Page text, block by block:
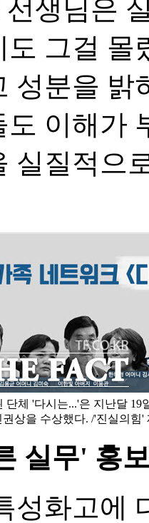
생님은
도 그걸
성분을 밝
도 이해가
실질적으
체 '다시는...'은 지난달 19
상을 수상했다. /'진실의힘'
실무' 홍
성화고에